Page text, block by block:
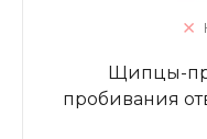
Щипцы-
пробивания